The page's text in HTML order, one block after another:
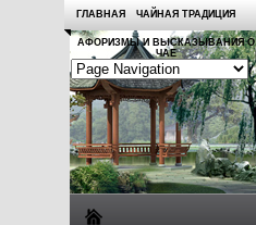
ГЛАВНАЯ ЧАЙНАЯ ТРАДИЦИЯ
АФОРИЗМЫ И ВЫСКАЗЫВАНИЯ О
ЧАЕ